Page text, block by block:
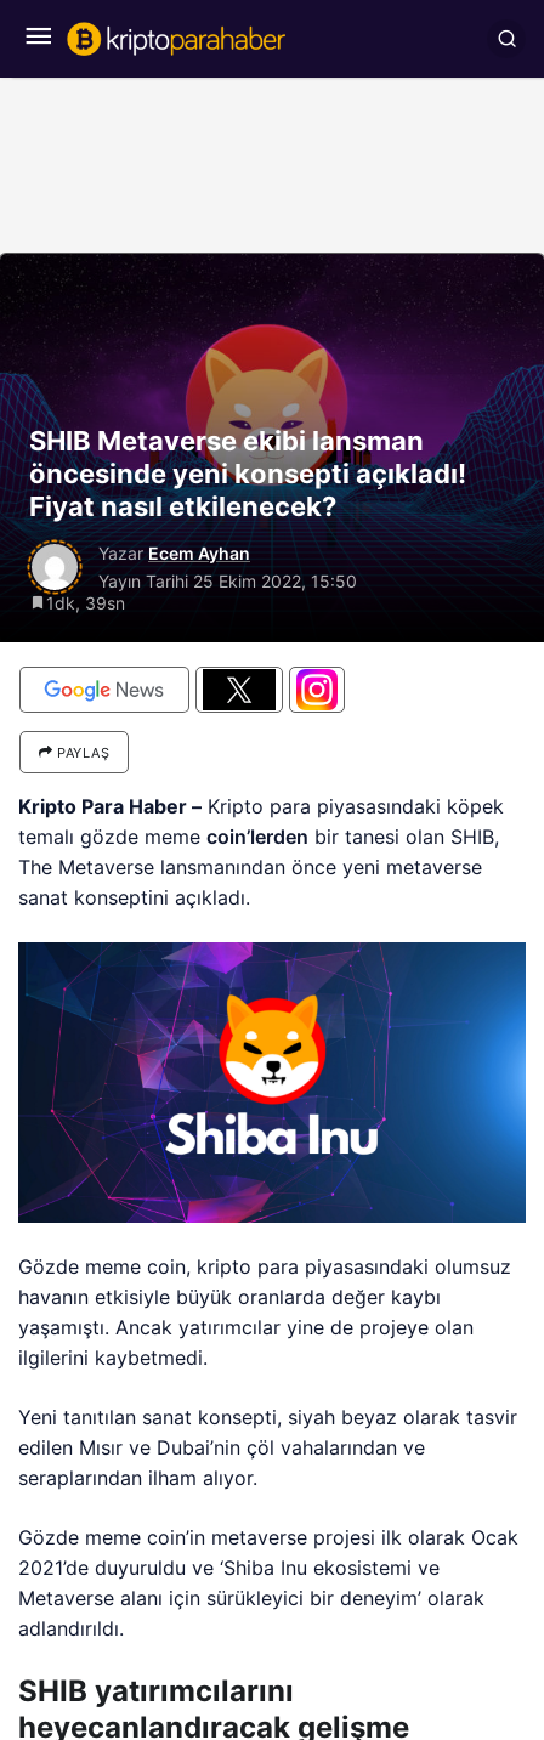
SHIB Metaverse ekibi lansman
öncesinde yeni konsepti açıkladı!
Fiyat nasıl etkilenecek?
Yazar Ecem Ayhan
Yayın Tarihi 25 Ekim 2022, 15:50
1dk, 39sn
PAYLAŞ
Kripto Para Haber – Kripto para piyasasındaki köpek
temalı gözde memecoin’lerden bir tanesi olan SHIB,
The Metaverse lansmanından önce yeni metaverse
sanat konseptini açıkladı.
Gözde meme coin, kripto para piyasasındaki olumsuz
havanın etkisiyle büyük oranlarda değer kaybı
yaşamıştı. Ancak yatırımcılar yine de projeye olan
ilgilerini kaybetmedi.
Yeni tanıtılan sanat konsepti, siyah beyaz olarak tasvir
edilen Mısır ve Dubai’nin çöl vahalarından ve
seraplarından ilham alıyor.
Gözde meme coin’in metaverse projesi ilk olarak Ocak
2021’de duyuruldu ve ‘Shiba Inu ekosistemi ve
Metaverse alanı için sürükleyici bir deneyim’ olarak
adlandırıldı.
SHIB yatırımcılarını
heyecanlandıracak gelişme